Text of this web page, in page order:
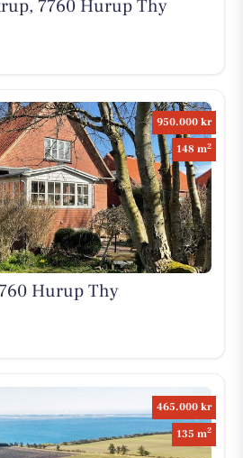
7760 Hurup Thy
950.000 kr
148 m2
Hurup Thy
465.000 kr
135 m2